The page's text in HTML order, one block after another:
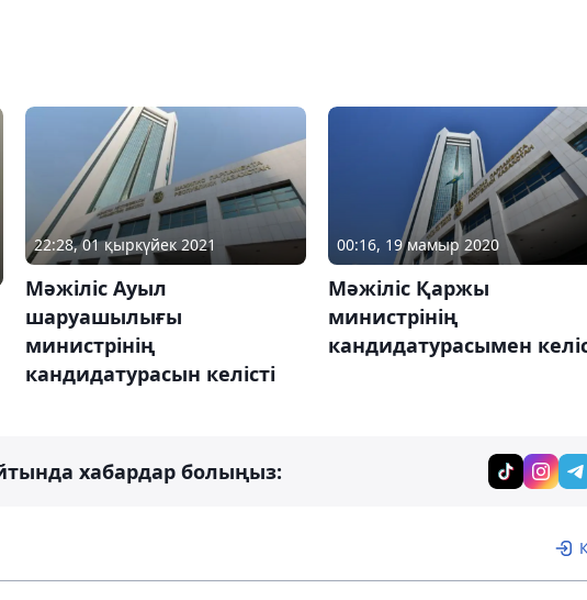
22:28, 01 қыркүйек 2021
Мәжіліс Ауыл
шаруашылығы
министрінің
кандидатурасын келісті
00:16, 19 мамыр 2020
Мәжіліс Қаржы
министрінің
кандидатурасымен
хабардар болыңыз: